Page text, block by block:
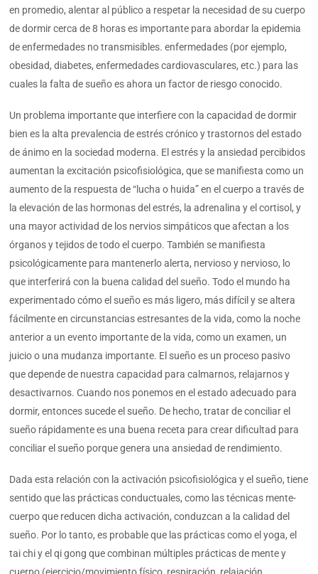
en promedio, alentar al público a respetar la necesidad de su cuerpo
de dormir cerca de 8 horas es importante para abordar la epidemia
de enfermedades no transmisibles. enfermedades (por ejemplo,
obesidad, diabetes, enfermedades cardiovasculares, etc.) para las
cuales la falta de sueño es ahora un factor de riesgo conocido.
Un problema importante que interfiere con la capacidad de dormir
bien es la alta prevalencia de estrés crónico y trastornos del estado
de ánimo en la sociedad moderna. El estrés y la ansiedad percibidos
aumentan la excitación psicofisiológica, que se manifiesta como un
aumento de la respuesta de “lucha o huida” en el cuerpo a través de
la elevación de las hormonas del estrés, la adrenalina y el cortisol, y
una mayor actividad de los nervios simpáticos que afectan a los
órganos y tejidos de todo el cuerpo. También se manifiesta
psicológicamente para mantenerlo alerta, nervioso y nervioso, lo
que interferirá con la buena calidad del sueño. Todo el mundo ha
experimentado cómo el sueño es más ligero, más difícil y se altera
fácilmente en circunstancias estresantes de la vida, como la noche
anterior a un evento importante de la vida, como un examen, un
juicio o una mudanza importante. El sueño es un proceso pasivo
que depende de nuestra capacidad para calmarnos, relajarnos y
desactivarnos. Cuando nos ponemos en el estado adecuado para
dormir, entonces sucede el sueño. De hecho, tratar de conciliar el
sueño rápidamente es una buena receta para crear dificultad para
conciliar el sueño porque genera una ansiedad de rendimiento.
Dada esta relación con la activación psicofisiológica y el sueño, tiene
sentido que las prácticas conductuales, como las técnicas mente-
cuerpo que reducen dicha activación, conduzcan a la calidad del
sueño. Por lo tanto, es probable que las prácticas como el yoga, el
tai chi y el qi gong que combinan múltiples prácticas de mente y